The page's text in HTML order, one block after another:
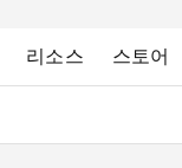
리소스 스토어